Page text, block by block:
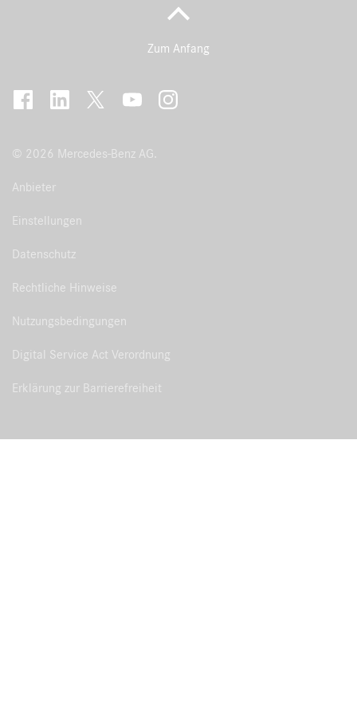
Zum Anfang
© 2026 Mercedes-Benz AG.
Anbieter
Einstellungen
Datenschutz
Rechtliche Hinweise
Nutzungsbedingungen
Digital Service Act Verordnung
Erklärung zur Barrierefreiheit